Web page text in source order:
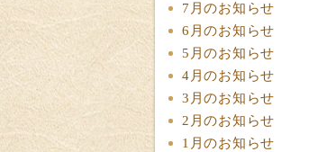
7月のお知らせ
6月のお知らせ
5月のお知らせ
4月のお知らせ
3月のお知らせ
2月のお知らせ
1月のお知らせ